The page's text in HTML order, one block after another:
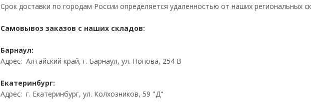
Срок доставки по городам России определяется удаленностью от наших региональных
Самовывоз заказов с наших складов:
Барнаул:
Адрес: Алтайский край, г. Барнаул, ул. Попова, 254 В
Екатеринбург:
Адрес: г. Екатеринбург, ул. Колхозников, 59 "Д"